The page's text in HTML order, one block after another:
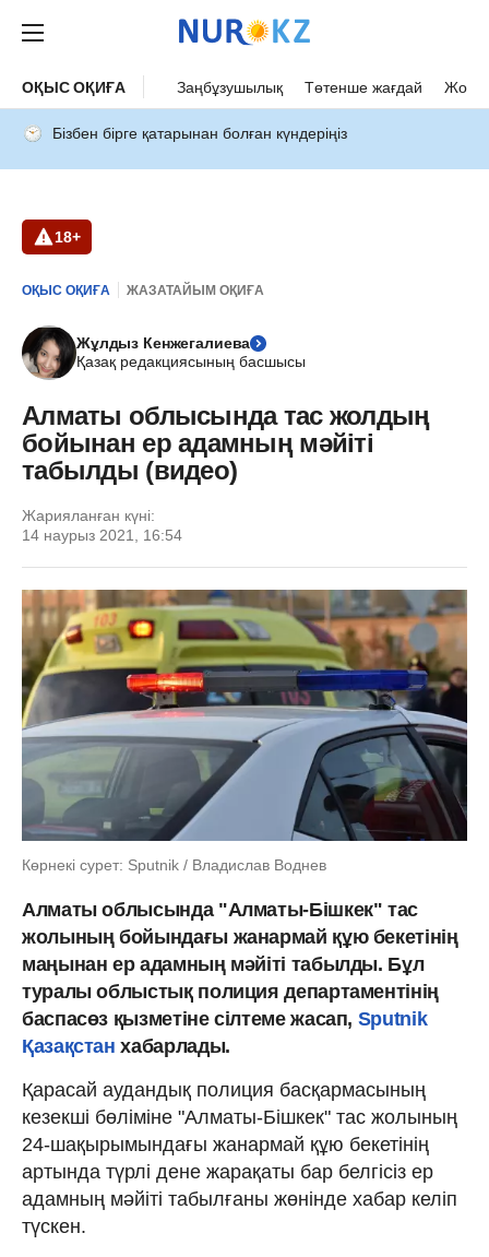
ОҚЫС ОҚИҒА Заңбұзушылық Төтенше жағдай Жол
Бізбен бірге қатарынан болған күндеріңіз
18+
ОҚЫС ОҚИҒА ЖАЗАТАЙЫМ ОҚИҒА
Жұлдыз Кенжегалиева
Қазақ редакциясының басшысы
Алматы облысында тас жолдың
бойынан ер адамның мәйіті
табылды (видео)
Жарияланған күні:
14 наурыз 2021, 16:54
Көрнекі сурет: Sputnik / Владислав Воднев
Алматы облысында "Алматы-Бішкек" тас
жолының бойындағы жанармай құю бекетінің
маңынан ер адамның мәйіті табылды. Бұл
туралы облыстық полиция департаментінің
баспасөз қызметіне сілтеме жасап, Sputnik
Қазақстан хабарлады.
Қарасай аудандық полиция басқармасының
кезекші бөліміне "Алматы-Бішкек" тас жолының
24-шақырымындағы жанармай құю бекетінің
артында түрлі дене жарақаты бар белгісіз ер
адамның мәйіті табылғаны жөнінде хабар келіп
түскен.